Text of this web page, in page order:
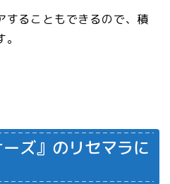
することもできるので、積
ーズ』のリセマラに